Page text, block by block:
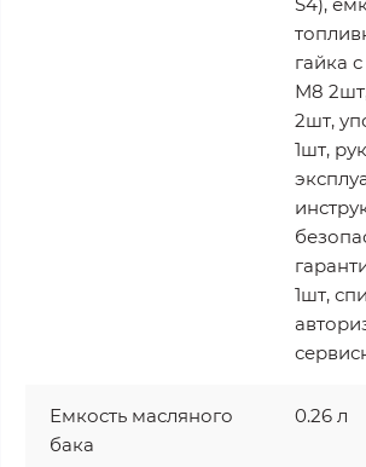
гайка
М8
2шт,
1шт,
1шт,
Емкость масляного
бака
0.26 л